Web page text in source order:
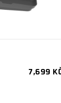
7,699